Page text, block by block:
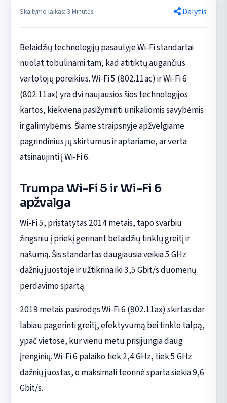
Skaitymo laikas: 3 Minutės Dalytis
Belaidžių technologijų pasaulyje Wi-Fi standartai
nuolat tobulinami tam, kad atitiktų augančius
vartotojų poreikius. Wi-Fi 5 (802.11ac) ir Wi-Fi 6
(802.11ax) yra dvi naujausios šios technologijos
kartos, kiekviena pasižyminti unikaliomis savybėmis
ir galimybėmis. Šiame straipsnyje apžvelgiame
pagrindinius jų skirtumus ir aptariame, ar verta
atsinaujinti į Wi-Fi 6.
Trumpa Wi-Fi 5 ir Wi-Fi 6
apžvalga
Wi-Fi 5, pristatytas 2014 metais, tapo svarbiu
žingsniu į priekį gerinant belaidžių tinklų greitį ir
našumą. Šis standartas daugiausia veikia 5 GHz
dažnių juostoje ir užtikrina iki 3,5 Gbit/s duomenų
perdavimo spartą.
2019 metais pasirodęs Wi-Fi 6 (802.11ax) skirtas dar
labiau pagerinti greitį, efektyvumą bei tinklo talpą,
ypač vietose, kur vienu metu prisijungia daug
įrenginių. Wi-Fi 6 palaiko tiek 2,4 GHz, tiek 5 GHz
dažnių juostas, o maksimali teorinė sparta siekia 9,6
Gbit/s.